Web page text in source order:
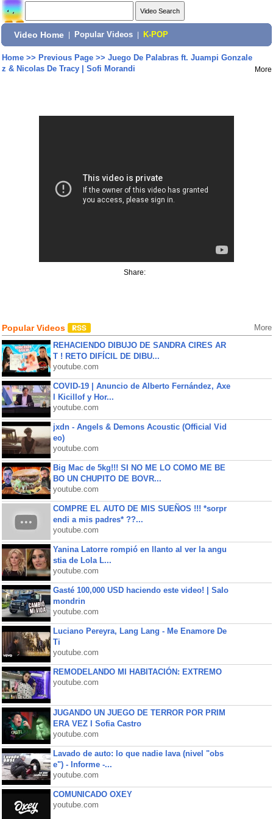
Video Home Popular Videos K-POP
Home>> Previous Page>> Juego De Palabras ft. Juampi Gonzale
z & Nicolas De Tracy | Sofi Morandi
More
Share:
Popular Videos More
REHACIENDO DIBUJO DE SANDRA CIRES AR
T ! RETO DIFÍCIL DE DIBU...
youtube.com
COVID-19 | Anuncio de Alberto Fernández, Axe
l Kicillof y Hor...
youtube.com
jxdn - Angels & Demons Acoustic (Official Vid
eo)
youtube.com
Big Mac de 5kg!!! SI NO ME LO COMO ME BE
BO UN CHUPITO DE BOVR...
youtube.com
COMPRE EL AUTO DE MIS SUEÑOS !!! *sorpr
endi a mis padres* ??...
youtube.com
Yanina Latorre rompió en llanto al ver la angu
stia de Lola L...
youtube.com
Gasté 100,000 USD haciendo este video! | Salo
mondrin
youtube.com
Luciano Pereyra, Lang Lang - Me Enamore De
Ti
youtube.com
REMODELANDO MI HABITACIÓN: EXTREMO
youtube.com
JUGANDO UN JUEGO DE TERROR POR PRIM
ERA VEZ l Sofia Castro
youtube.com
Lavado de auto: lo que nadie lava (nivel "obs
e") - Informe -...
youtube.com
COMUNICADO OXEY
youtube.com